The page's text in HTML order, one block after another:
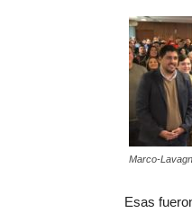
Marco-
Esas